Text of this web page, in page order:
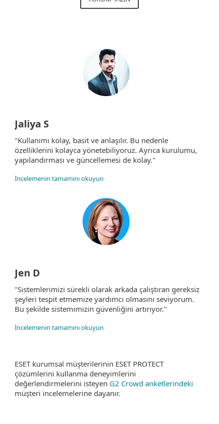
Jaliya S
"Kullanımı kolay, basit ve anlaşılır. Bu nedenle
özelliklerini kolayca yönetebiliyoruz. Ayrıca kurulumu,
yapılandırması ve güncellemesi de kolay."
İncelemenin tamamını okuyun
Jen D
"Sistemlerimizi sürekli olarak arkada çalıştıran gereksiz
şeyleri tespit etmemize yardımcı olmasını seviyorum.
Bu şekilde sistemimizin güvenliğini artırıyor."
İncelemenin tamamını okuyun
ESET kurumsal müşterilerinin ESET PROTECT
çözümlerini kullanma deneyimlerini
değerlendirmelerini isteyen G2 Crowd anketlerindeki
müşteri incelemelerine dayanır.